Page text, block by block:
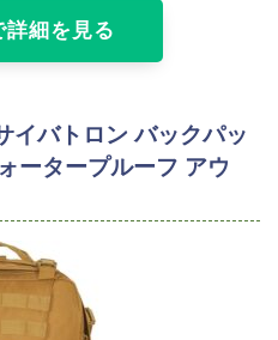
細を見る
イバトロン バックパッ
ータープルーフ アウ